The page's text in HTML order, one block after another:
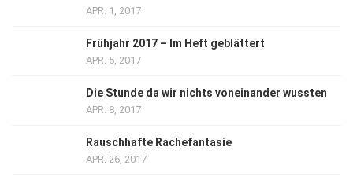
APR. 1, 2017
Frühjahr 2017 – Im Heft geblättert
APR. 5, 2017
Die Stunde da wir nichts voneinander wussten
APR. 8, 2017
Rauschhafte Rachefantasie
APR. 26, 2017